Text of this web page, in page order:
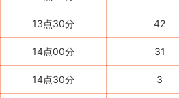
13点30分 42
14点00分 31
14点30分 3